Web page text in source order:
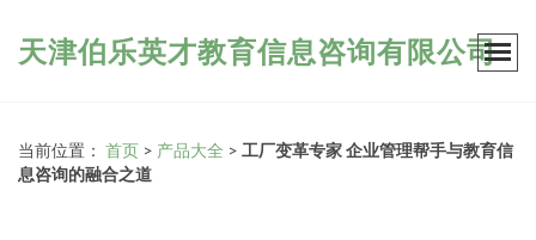
天津伯乐英才教育信息咨询有限公司
当前位置： 首页 > 产品大全 > 工厂变革专家 企业管理帮手与教育信
息咨询的融合之道